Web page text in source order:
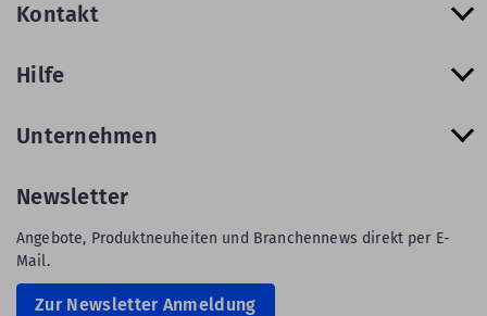
Kontakt
Hilfe
Unternehmen
Newsletter
Angebote, Produktneuheiten und Branchennews direkt per E-
Mail.
Zur Newsletter Anmeldung